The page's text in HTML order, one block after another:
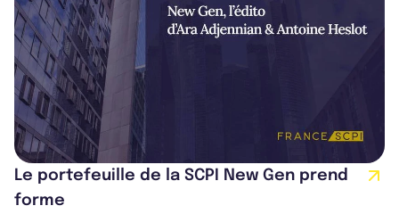
Le portefeuille de la SCPI New Gen prend
forme